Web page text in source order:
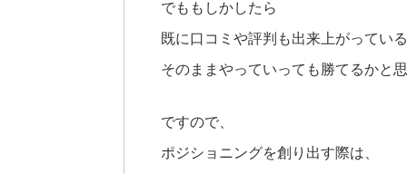
でももしかしたら
既に口コミや評判も出来上がっている
そのままやっていっても勝てるかと思
ですので、
ポジショニングを創り出す際は、